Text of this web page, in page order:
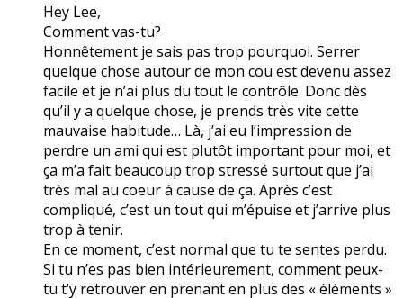
Hey Lee,
Comment vas-tu?
Honnêtement je sais pas trop pourquoi. Serrer
quelque chose autour de mon cou est devenu assez
facile et je n’ai plus du tout le contrôle. Donc dès
qu’il y a quelque chose, je prends très vite cette
mauvaise habitude… Là, j’ai eu l’impression de
perdre un ami qui est plutôt important pour moi, et
ça m’a fait beaucoup trop stressé surtout que j’ai
très mal au coeur à cause de ça. Après c’est
compliqué, c’est un tout qui m’épuise et j’arrive plus
trop à tenir.
En ce moment, c’est normal que tu te sentes perdu.
Si tu n’es pas bien intérieurement, comment peux-
tu t’y retrouver en prenant en plus des « éléments »